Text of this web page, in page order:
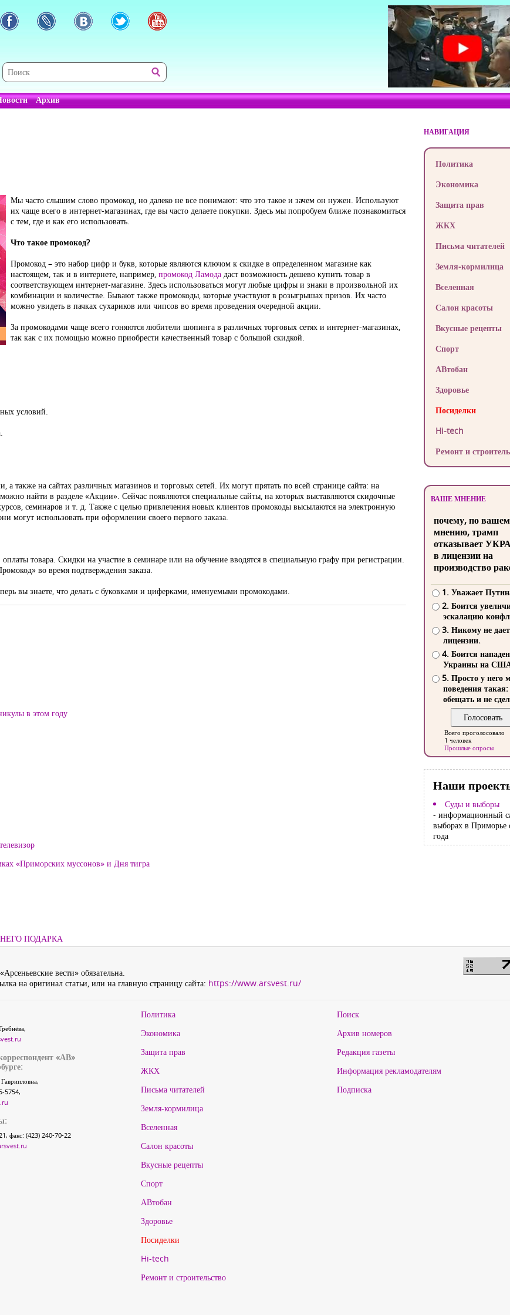
Архив
Мы часто слышим слово промокод, но далеко не все понимают: что это такое и зачем он нужен. Используют
их чаще всего в интернет-магазинах, где вы часто делаете покупки. Здесь мы попробуем ближе познакомиться
с тем, где и как его использовать.
Что такое промокод?
Промокод – это набор цифр и букв, которые являются ключом к скидке в определенном магазине как
настоящем, так и в интернете, например, промокод Ламодадаст возможность дешево купить товар в
соответствующем интернет-магазине. Здесь использоваться могут любые цифры и знаки в произвольной их
комбинации и количестве. Бывают также промокоды, которые участвуют в розыгрышах призов. Их часто
можно увидеть в пачках сухариков или чипсов во время проведения очередной акции.
За промокодами чаще всего гоняются любители шопинга в различных торговых сетях и интернет-магазинах,
так как с их помощью можно приобрести качественный товар с большой скидкой.
условий.
также на сайтах различных магазинов и торговых сетей. Их могут прятать по всей странице сайта: на
найти в разделе «Акции». Сейчас появляются специальные сайты, на которых выставляются скидочные
семинаров и т. д. Также с целью привлечения новых клиентов промокоды высылаются на электронную
могут использовать при оформлении своего первого заказа.
товара. Скидки на участие в семинаре или на обучение вводятся в специальную графу при регистрации.
во время подтверждения заказа.
вы знаете, что делать с буковками и циферками, именуемыми промокодами.
в этом году
«Приморских муссонов» и Дня тигра
ПОДАРКА
НАВИГАЦИЯ
Политика
Экономика
Защита прав
ЖКХ
Письма читателей
Земля-кормилица
Вселенная
Салон красоты
Вкусные рецепты
Спорт
АВтобан
Здоровье
Посиделки
Hi-tech
Ремонт и
ВАШЕ МНЕНИЕ
почему, по
мнению, трамп
отказывает
в лицензии на
производство
1. Уважает
2. Боится
эскалацию
3. Никому не
лицензии.
4. Боится
Украины на
5. Просто у него
поведения такая:
обещать и не
Всего проголосовало
1 человек
Прошлые опросы
Наши
Суды и выборы
- информационный
выборах в Приморье
года
вести» обязательна.
на оригинал статьи, или на главную страницу сайта: https://www.arsvest.ru/
«АВ»
5754,
факс: (423) 240-70-22
Политика
Экономика
Защита прав
ЖКХ
Письма читателей
Земля-кормилица
Вселенная
Салон красоты
Вкусные рецепты
Спорт
АВтобан
Здоровье
Посиделки
Hi-tech
Ремонт и строительство
Поиск
Архив номеров
Редакция газеты
Информация рекламодателям
Подписка